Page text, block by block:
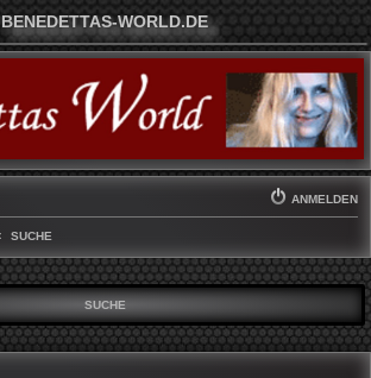
BENEDETTAS-WORLD.DE
ANMELDEN
SUCHE
SUCHE